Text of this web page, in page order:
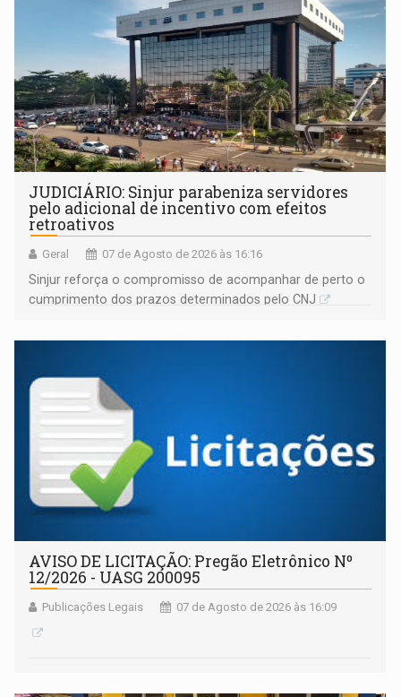
JUDICIÁRIO: Sinjur parabeniza servidores
pelo adicional de incentivo com efeitos
retroativos
Geral 07 de Agosto de 2026 às 16:16
Sinjur reforça o compromisso de acompanhar de perto o
cumprimento dos prazos determinados pelo CNJ
AVISO DE LICITAÇÃO: Pregão Eletrônico Nº
12/2026 - UASG 200095
Publicações Legais 07 de Agosto de 2026 às 16:09